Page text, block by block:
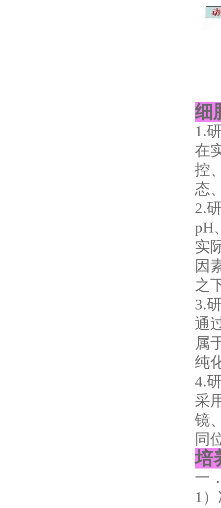
细
1.
在
控
态
2.
pH
实
因
之
3.
通
属
纯
4.
采
镜
同
培
一
1